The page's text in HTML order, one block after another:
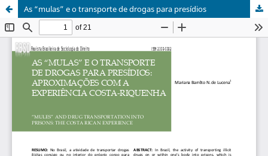
As “mulas” e o transporte de drogas para presídios